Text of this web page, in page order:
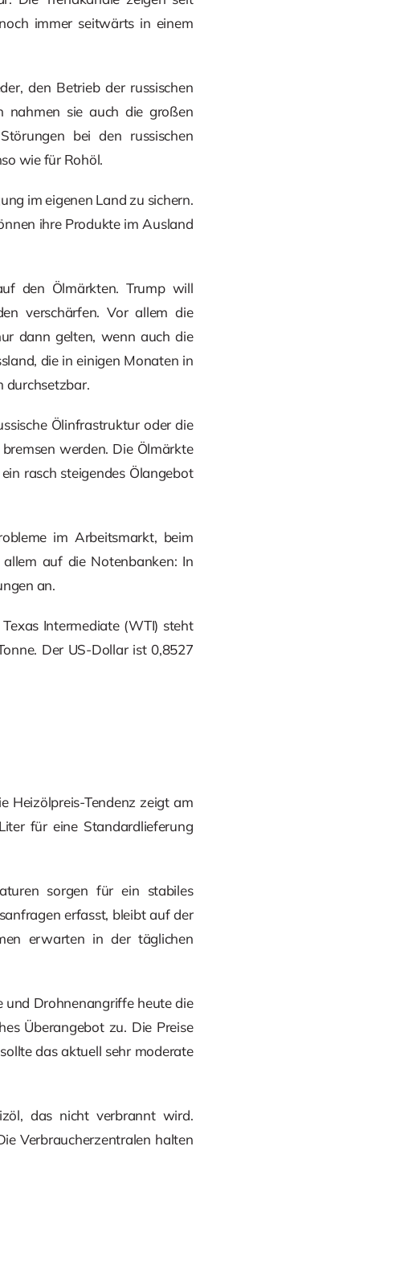
immer seitwärts in einem
den Betrieb der russischen
nahmen sie auch die großen
bei den russischen
wie für Rohöl.
im eigenen Land zu sichern.
ihre Produkte im Ausland
den Ölmärkten. Trump will
verschärfen. Vor allem die
dann gelten, wenn auch die
die in einigen Monaten in
durchsetzbar.
Ölinfrastruktur oder die
werden. Die Ölmärkte
rasch steigendes Ölangebot
im Arbeitsmarkt, beim
auf die Notenbanken: In
an.
Intermediate (WTI) steht
Der US-Dollar ist 0,8527
Heizölpreis-Tendenz zeigt am
für eine Standardlieferung
sorgen für ein stabiles
erfasst, bleibt auf der
erwarten in der täglichen
und Drohnenangriffe heute die
Überangebot zu. Die Preise
das aktuell sehr moderate
das nicht verbrannt wird.
Verbraucherzentralen halten